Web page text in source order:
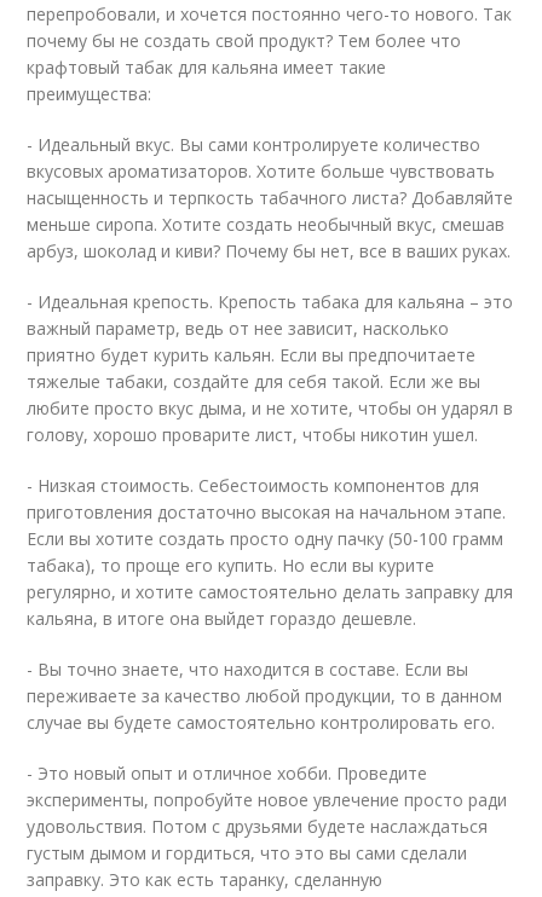
перепробовали, и хочется постоянно чего-то нового. Так
почему бы не создать свой продукт? Тем более что
крафтовый табак для кальяна имеет такие
преимущества:
- Идеальный вкус. Вы сами контролируете количество
вкусовых ароматизаторов. Хотите больше чувствовать
насыщенность и терпкость табачного листа? Добавляйте
меньше сиропа. Хотите создать необычный вкус, смешав
арбуз, шоколад и киви? Почему бы нет, все в ваших руках.
- Идеальная крепость. Крепость табака для кальяна – это
важный параметр, ведь от нее зависит, насколько
приятно будет курить кальян. Если вы предпочитаете
тяжелые табаки, создайте для себя такой. Если же вы
любите просто вкус дыма, и не хотите, чтобы он ударял в
голову, хорошо проварите лист, чтобы никотин ушел.
- Низкая стоимость. Себестоимость компонентов для
приготовления достаточно высокая на начальном этапе.
Если вы хотите создать просто одну пачку (50-100 грамм
табака), то проще его купить. Но если вы курите
регулярно, и хотите самостоятельно делать заправку для
кальяна, в итоге она выйдет гораздо дешевле.
- Вы точно знаете, что находится в составе. Если вы
переживаете за качество любой продукции, то в данном
случае вы будете самостоятельно контролировать его.
- Это новый опыт и отличное хобби. Проведите
эксперименты, попробуйте новое увлечение просто ради
удовольствия. Потом с друзьями будете наслаждаться
густым дымом и гордиться, что это вы сами сделали
заправку. Это как есть таранку, сделанную